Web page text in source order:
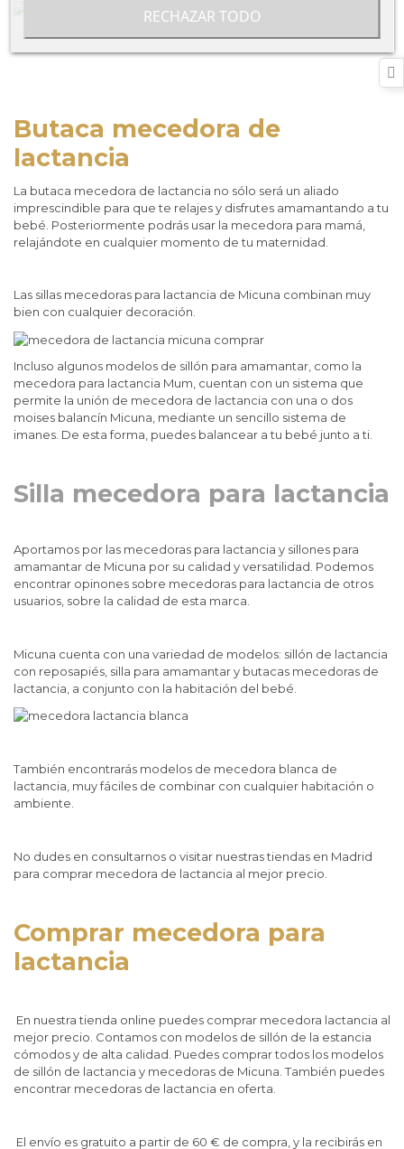
Butaca mecedora de
lactancia
La butaca mecedora de lactancia no sólo será un aliado
imprescindible para que te relajes y disfrutes amamantando a tu
bebé. Posteriormente podrás usar la mecedora para mamá,
relajándote en cualquier momento de tu maternidad.
Las sillas mecedoras para lactancia de Micuna combinan muy
bien con cualquier decoración.
Incluso algunos modelos de sillón para amamantar, como la
mecedora para lactancia Mum, cuentan con un sistema que
permite la unión de mecedora de lactancia con una o dos
moises balancín Micuna, mediante un sencillo sistema de
imanes. De esta forma, puedes balancear a tu bebé junto a ti.
Silla mecedora para lactancia
Aportamos por las mecedoras para lactancia y sillones para
amamantar de Micuna por su calidad y versatilidad. Podemos
encontrar opinones sobre mecedoras para lactancia de otros
usuarios, sobre la calidad de esta marca.
Micuna cuenta con una variedad de modelos: sillón de lactancia
con reposapiés, silla para amamantar y butacas mecedoras de
lactancia, a conjunto con la habitación del bebé.
También encontrarás modelos de mecedora blanca de
lactancia, muy fáciles de combinar con cualquier habitación o
ambiente.
No dudes en consultarnos o visitar nuestras tiendas en Madrid
para comprar mecedora de lactancia al mejor precio.
Comprar mecedora para
lactancia
En nuestra tienda online puedes comprar mecedora lactancia al
mejor precio. Contamos con modelos de sillón de la estancia
cómodos y de alta calidad. Puedes comprar todos los modelos
de sillón de lactancia y mecedoras de Micuna. También puedes
encontrar mecedoras de lactancia en oferta.
El envío es gratuito a partir de 60 € de compra, y la recibirás en
RECHAZAR TODO